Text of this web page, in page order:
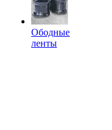
Ободные
ленты